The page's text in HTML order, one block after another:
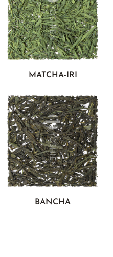
MATCHA-IRI
BANCHA